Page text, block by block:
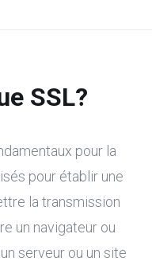
SSL?
pour la
pour établir une
la transmission
un navigateur ou
serveur ou un site